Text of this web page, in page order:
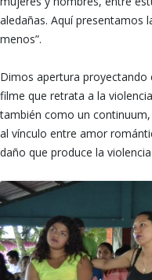
aledañas. Aquí presentamos
menos”.
Dimos apertura proyectando
filme que retrata a la
también como un
al vínculo entre amor
daño que produce la